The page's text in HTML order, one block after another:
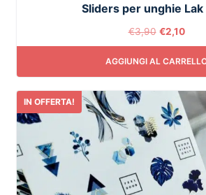
Sliders per unghie
€3,90 €2,10
AGGIUNGI AL
IN OFFERTA!